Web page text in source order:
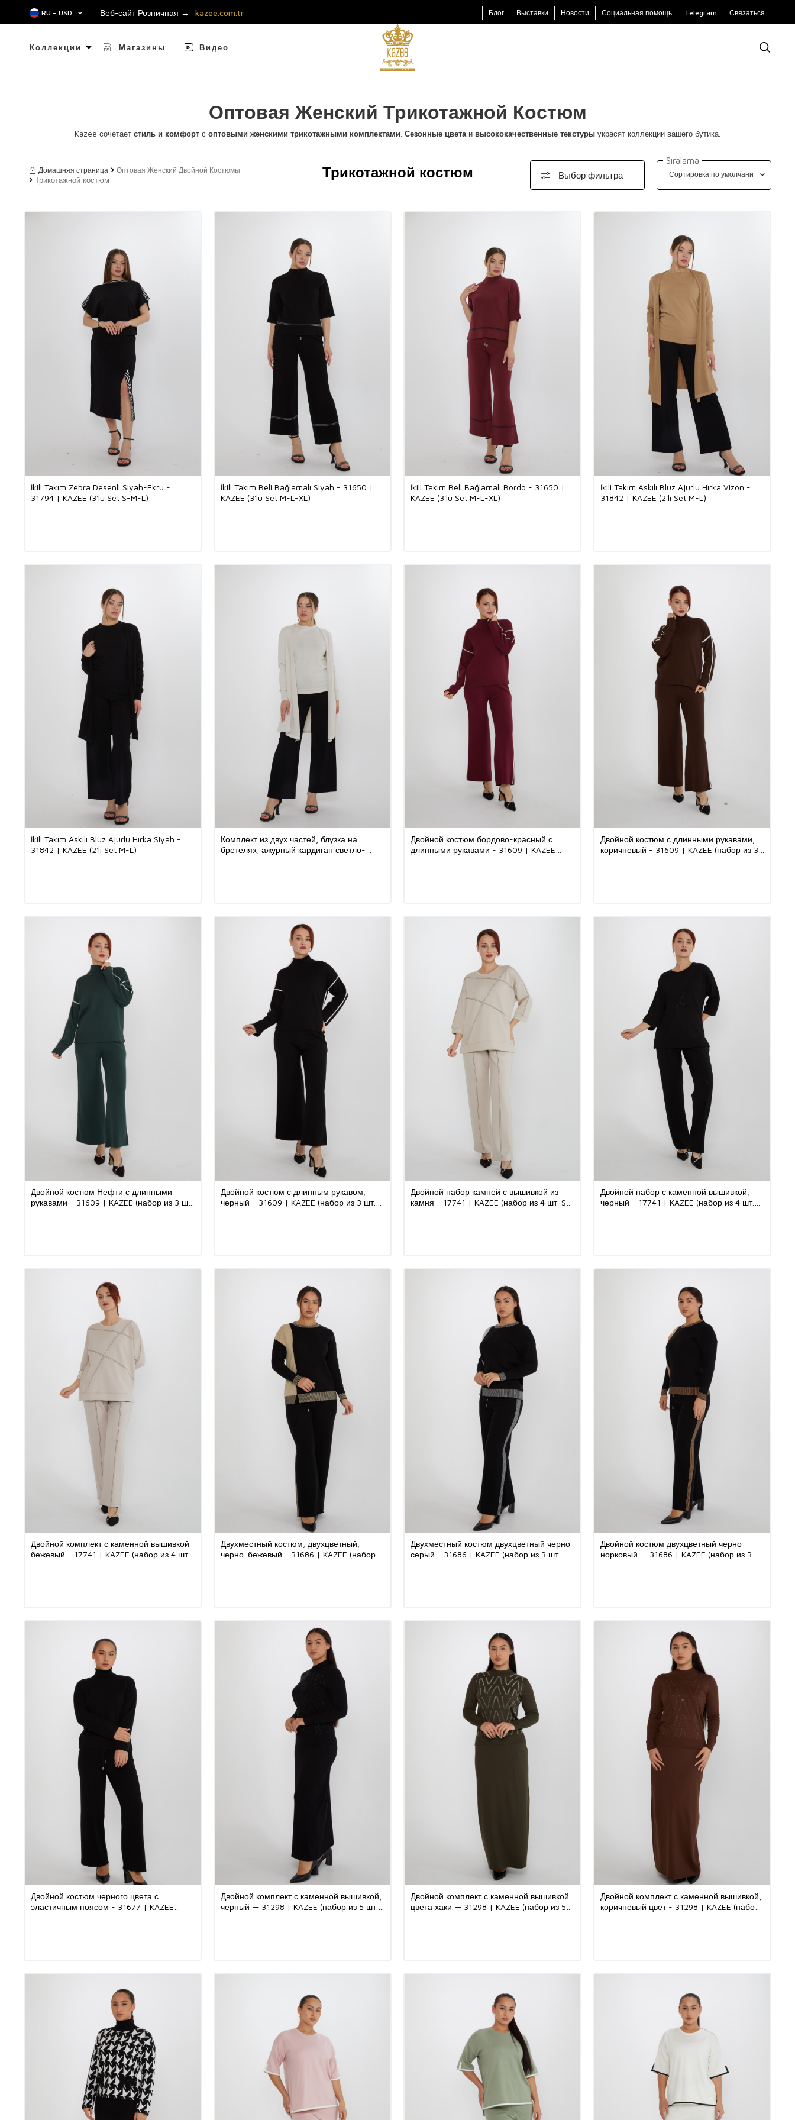
RU − USD Веб-сайт Розничная → kazee.com.tr Блог Выставки Новости Социальная помощь Telegram Связаться
Коллекции Магазины Видео
Оптовая Женский Трикотажной Костюм
Kazee сочетает стиль и комфорт с оптовыми женскими трикотажными комплектами Сезонные цвета и высококачественные текстуры украсят коллекции вашего бутика.
Домашняя страница Оптовая Женский Двойной Костюмы
Трикотажной костюм Трикотажной костюм Выбор фильтра
Sıralama
İkili Takım Zebra Desenli Siyah-Ekru -
31794 | KAZEE (3'lü Set S-M-L)
İkili Takım Beli Bağlamalı Siyah - 31650 |
KAZEE (3'lü Set M-L-XL)
İkili Takım Beli Bağlamalı Bordo - 31650 |
KAZEE (3'lü Set M-L-XL)
İkili Takım Askılı Bluz Ajurlu Hırka Vizon -
31842 | KAZEE (2'li Set M-L)
İkili Takım Askılı Bluz Ajurlu Hırka Siyah -
31842 | KAZEE (2'li Set M-L)
Комплект из двух частей, блузка на
бретелях, ажурный кардиган светло-
Двойной костюм бордово-красный с
длинными рукавами - 31609 | KAZEE
Двойной костюм с длинными рукавами,
коричневый - 31609 | KAZEE (набор из 3
Двойной костюм Нефти с длинными
рукавами - 31609 | KAZEE (набор из 3 шт.
Двойной костюм с длинным рукавом,
черный - 31609 | KAZEE (набор из 3 шт.
Двойной набор камней с вышивкой из
камня - 17741 | KAZEE (набор из 4 шт. S-
Двойной набор с каменной вышивкой,
черный - 17741 | KAZEE (набор из 4 шт.
Двойной комплект с каменной вышивкой
бежевый - 17741 | KAZEE (набор из 4 шт.
Двухместный костюм, двухцветный,
черно-бежевый - 31686 | KAZEE (набор
Двухместный костюм двухцветный черно-
серый - 31686 | KAZEE (набор из 3 шт. M-
Двойной костюм двухцветный черно-
норковый — 31686 | KAZEE (набор из 3
Двойной костюм черного цвета с
эластичным поясом - 31677 | KAZEE
Двойной комплект с каменной вышивкой,
черный — 31298 | KAZEE (набор из 5 шт.
Двойной комплект с каменной вышивкой
цвета хаки — 31298 | KAZEE (набор из 5
Двойной комплект с каменной вышивкой,
коричневый цвет - 31298 | KAZEE (набор